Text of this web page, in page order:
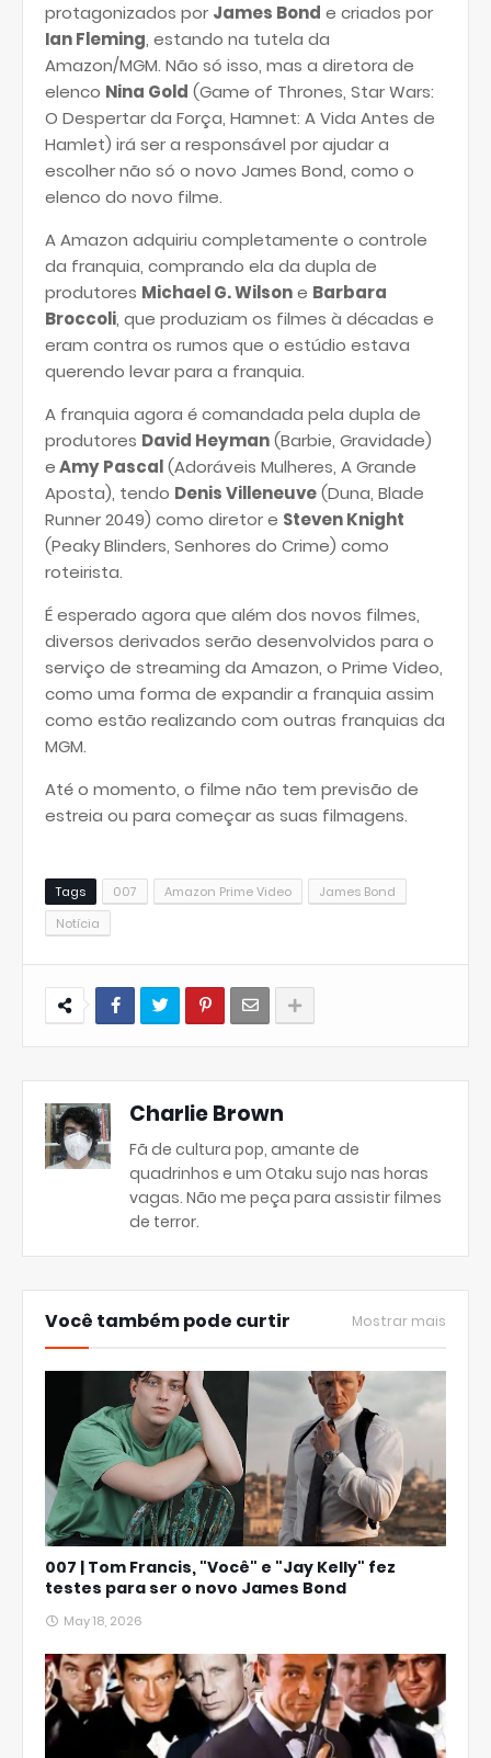
protagonizados por James Bond e criados por
Ian Fleming, estando na tutela da
Amazon/MGM. Não só isso, mas a diretora de
elenco Nina Gold (Game of Thrones, Star Wars:
O Despertar da Força, Hamnet: A Vida Antes de
Hamlet) irá ser a responsável por ajudar a
escolher não só o novo James Bond, como o
elenco do novo filme.
A Amazon adquiriu completamente o controle
da franquia, comprando ela da dupla de
produtores Michael G. Wilsone Barbara
Broccoli, que produziam os filmes à décadas e
eram contra os rumos que o estúdio estava
querendo levar para a franquia.
A franquia agora é comandada pela dupla de
produtores David Heyman(Barbie, Gravidade)
eAmy Pascal(Adoráveis Mulheres, A Grande
Aposta), tendo Denis Villeneuve(Duna, Blade
Runner 2049) como diretor e Steven Knight
(Peaky Blinders, Senhores do Crime) como
roteirista.
É esperado agora que além dos novos filmes,
diversos derivados serão desenvolvidos para o
serviço de streaming da Amazon, o Prime Video,
como uma forma de expandir a franquia assim
como estão realizando com outras franquias da
MGM.
Até o momento, o filme não tem previsão de
estreia ou para começar as suas filmagens.
Tags 007 Amazon Prime Video
James Bond
Notícia
Charlie Brown
Fã de cultura pop, amante de
quadrinhos e um Otaku sujo nas horas
vagas. Não me peça para assistir filmes
de terror.
Você também pode curtir Mostrar mais
007 | Tom Francis, "Você" e "Jay Kelly" fez
testes para ser o novo James Bond
May 18, 2026